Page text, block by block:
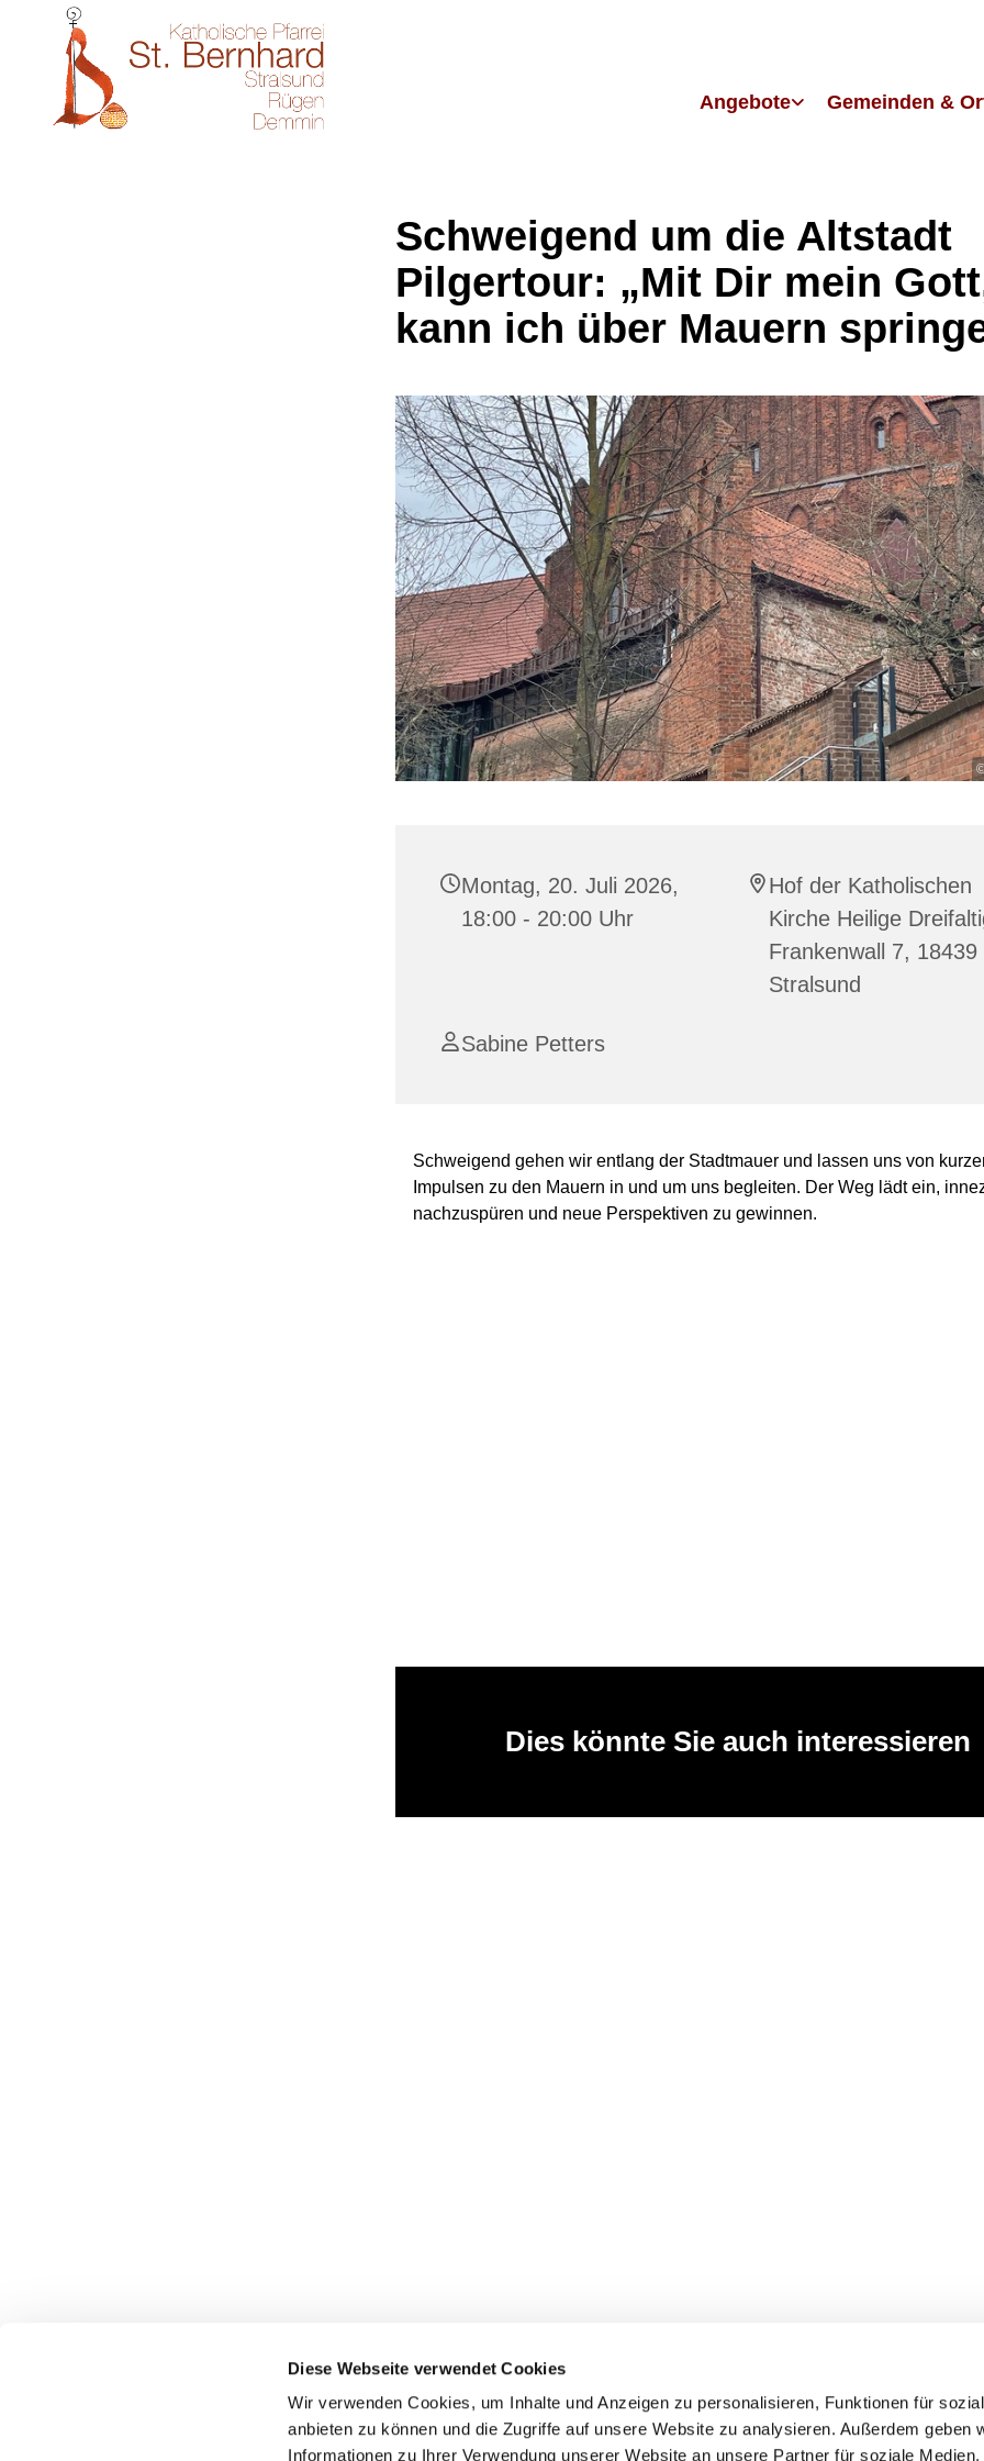
Diese Webseite verwendet Cookies
Wir verwenden Cookies, um Inhalte und Anzeigen zu personalisieren, Funktionen für
anbieten zu können und die Zugriffe auf unsere Website zu analysieren. Außerdem geben
Informationen zu Ihrer Verwendung unserer Website an unsere Partner für soziale Medien,
Angebote Gemeinden &
Schweigend um die Altstadt
Pilgertour: „Mit Dir mein
kann ich über Mauern
Montag, 20. Juli 2026,
18:00 - 20:00 Uhr
Hof der Katholischen
Kirche Heilige
Frankenwall 7, 18439
Stralsund
Sabine Petters
Schweigend gehen wir entlang der Stadtmauer und lassen uns von
Impulsen zu den Mauern in und um uns begleiten. Der Weg lädt ein,
nachzuspüren und neue Perspektiven zu gewinnen.
Dies könnte Sie auch interessieren
Katholische Kirchengemeinde Pfarrei St. Bernhard Stralsund/Rügen/Demmin •